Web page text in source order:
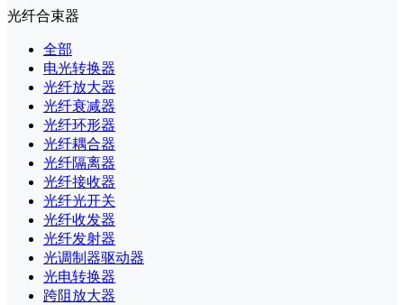
光纤合束器
全部
电光转换器
光纤放大器
光纤衰减器
光纤环形器
光纤耦合器
光纤隔离器
光纤接收器
光纤光开关
光纤收发器
光纤发射器
光调制器驱动器
光电转换器
跨阻放大器